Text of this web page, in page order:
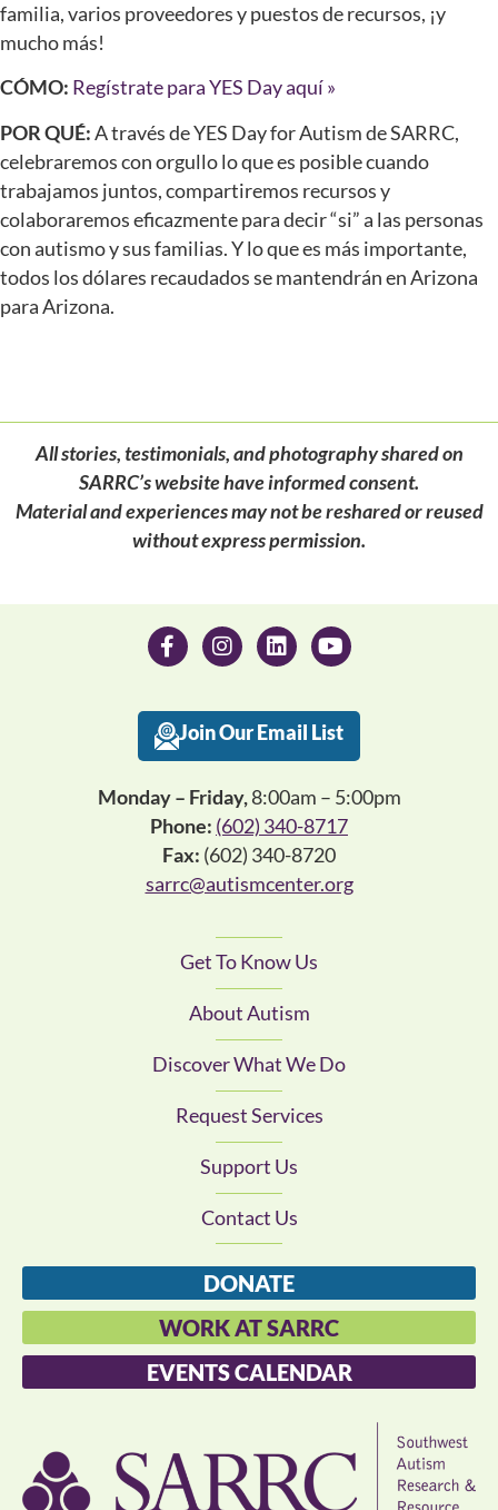
familia, varios proveedores y puestos de recursos, ¡y
mucho más!
CÓMO: Regístrate para YES Day aquí »
POR QUÉ:A través de YES Day for Autism de SARRC,
celebraremos con orgullo lo que es posible cuando
trabajamos juntos, compartiremos recursos y
colaboraremos eficazmente para decir “si” a las personas
con autismo y sus familias. Y lo que es más importante,
todos los dólares recaudados se mantendrán en Arizona
para Arizona.
All stories, testimonials, and photography shared on
SARRC’s website have informed consent.
Material and experiences may not be reshared or reused
without express permission.
Join Our Email List
Monday – Friday,8:00am – 5:00pm
Phone: (602) 340-8717
Fax: (602) 340-8720
sarrc@autismcenter.org
Get To Know Us
About Autism
Discover What We Do
Request Services
Support Us
Contact Us
DONATE
WORK AT SARRC
EVENTS CALENDAR